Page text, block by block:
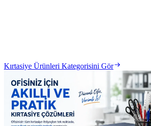
Kırtasiye Ürünleri Kategorisini Gör